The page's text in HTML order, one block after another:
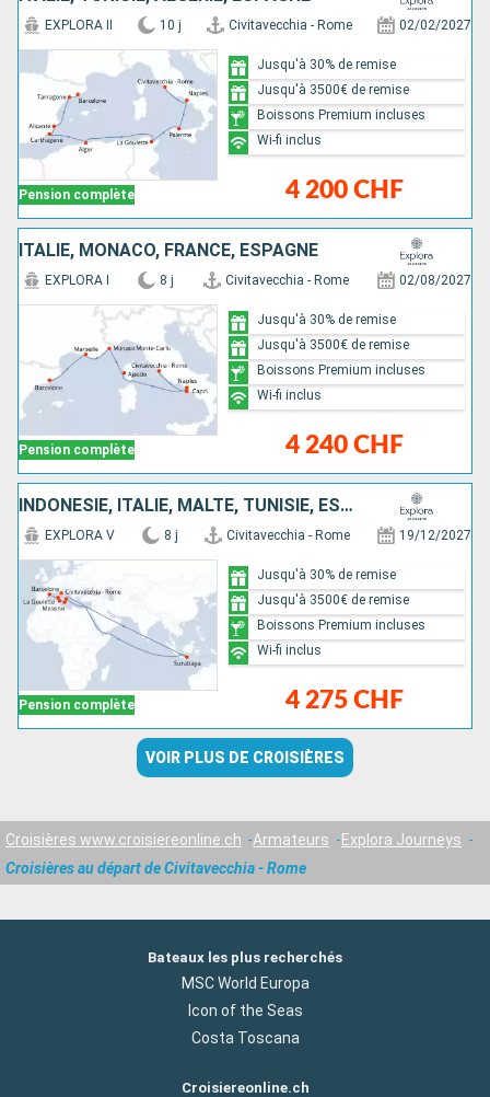
Pension complète
EXPLORA II 10 j Civitavecchia - Rome 02/02/2027
4 200 CHF
Jusqu'à 30% de remise
Jusqu'à 3500€ de remise
Boissons Premium incluses
Wi-fi inclus
ITALIE, MONACO, FRANCE, ESPAGNE
Pension complète
EXPLORA I 8 j Civitavecchia - Rome 02/08/2027
4 240 CHF
Jusqu'à 30% de remise
Jusqu'à 3500€ de remise
Boissons Premium incluses
Wi-fi inclus
INDONÉSIE, ITALIE, MALTE, TUNISIE, ESPAGNE
Pension complète
EXPLORA V 8 j Civitavecchia - Rome 19/12/2027
4 275 CHF
Jusqu'à 30% de remise
Jusqu'à 3500€ de remise
Boissons Premium incluses
Wi-fi inclus
VOIR PLUS DE CROISIÈRES
Croisières www.croisiereonline.ch Armateurs
Explora Journeys
Croisières au départ de Civitavecchia - Rome
Bateaux les plus recherchés
MSC World Europa
Icon of the Seas
Costa Toscana
Croisiereonline.ch